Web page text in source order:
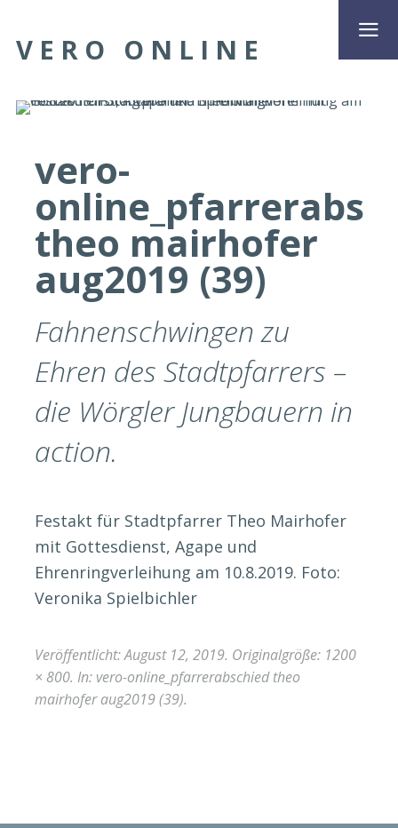
VERO ONLINE
vero-
theo mairhofer
aug2019 (39)
Fahnenschwingen zu
Ehren des Stadtpfarrers –
die Wörgler Jungbauern in
action.
Festakt für Stadtpfarrer Theo Mairhofer
mit Gottesdienst, Agape und
Ehrenringverleihung am 10.8.2019. Foto:
Veronika Spielbichler
Veröffentlicht:August 12, 2019. Originalgröße: 1200
× 800. In: vero-online_pfarrerabschied theo
mairhofer aug2019 (39).